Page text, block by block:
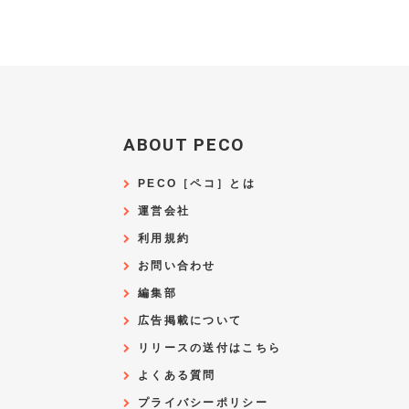
ABOUT PECO
PECO［ペコ］とは
運営会社
利用規約
お問い合わせ
編集部
広告掲載について
リリースの送付はこちら
よくある質問
プライバシーポリシー